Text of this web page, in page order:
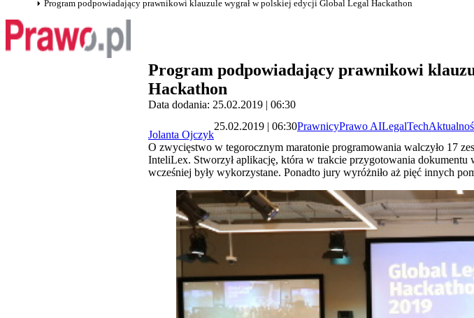
Program podpowiadający prawnikowi klauzule wygrał w polskiej edycji Global Legal Hackathon
Program podpowiadający prawnikowi
Hackathon
Data dodania: 25.02.2019 | 06:30
Jolanta Ojczyk
25.02.2019 | 06:30PrawnicyPrawo AILegalTech
O zwycięstwo w tegorocznym maratonie programowania walczyło 17
InteliLex. Stworzył aplikację, która w trakcie przygotowania
wcześniej były wykorzystane. Ponadto jury wyróżniło aż pięć innych